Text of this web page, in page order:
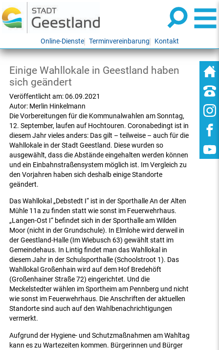
Online-Dienste Terminvereinbarung Kontakt
Einige Wahllokale in Geestland haben
sich geändert
Veröffentlicht am:06.09.2021
Autor: Merlin Hinkelmann
Die Vorbereitungen für die Kommunalwahlen am Sonntag,
12. September, laufen auf Hochtouren. Coronabedingt ist in
diesem Jahr vieles anders: Das gilt – teilweise – auch für die
Wahllokale in der Stadt Geestland. Diese wurden so
ausgewählt, dass die Abstände eingehalten werden können
und ein Einbahnstraßensystem möglich ist. Im Vergleich zu
den Vorjahren haben sich deshalb einige Standorte
geändert.
Das Wahllokal „Debstedt I“ ist in der Sporthalle An der Alten
Mühle 11a zu finden statt wie sonst im Feuerwehrhaus.
„Langen-Ost I“ befindet sich in der Sporthalle am Wilden
Moor (nicht in der Grundschule). In Elmlohe wird derweil in
der Geestland-Halle (Im Wiebusch 63) gewählt statt im
Gemeindehaus. In Lintig findet man das Wahllokal in
diesem Jahr in der Schulsporthalle (Schoolstroot 1). Das
Wahllokal Großenhain wird auf dem Hof Bredehöft
(Großenhainer Straße 72) eingerichtet. Und die
Meckelstedter wählen im Sportheim am Pennberg und nicht
wie sonst im Feuerwehrhaus. Die Anschriften der aktuellen
Standorte sind auch auf den Wahlbenachrichtigungen
vermerkt.
Aufgrund der Hygiene- und Schutzmaßnahmen am Wahltag
kann es zu Wartezeiten kommen. Bürgerinnen und Bürger